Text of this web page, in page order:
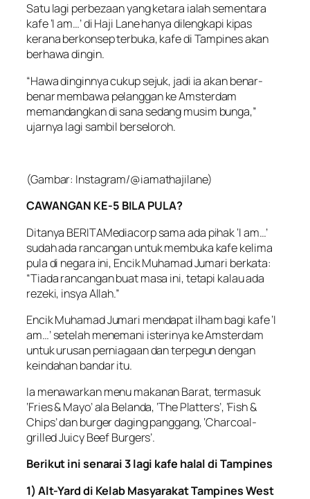
Satu lagi perbezaan yang ketara ialah sementara
kafe ‘I am…’ di Haji Lane hanya dilengkapi kipas
kerana berkonsep terbuka, kafe di Tampines akan
berhawa dingin.
“Hawa dinginnya cukup sejuk, jadi ia akan benar-
benar membawa pelanggan ke Amsterdam
memandangkan di sana sedang musim bunga,”
ujarnya lagi sambil berseloroh.
(Gambar: Instagram/@iamathajilane)
CAWANGAN KE-5 BILA PULA?
Ditanya BERITAMediacorp sama ada pihak ‘I am…’
sudah ada rancangan untuk membuka kafe kelima
pula di negara ini, Encik Muhamad Jumari berkata:
“Tiada rancangan buat masa ini, tetapi kalau ada
rezeki, insya Allah.”
Encik Muhamad Jumari mendapat ilham bagi kafe ‘I
am…’ setelah menemani isterinya ke Amsterdam
untuk urusan perniagaan dan terpegun dengan
keindahan bandar itu.
Ia menawarkan menu makanan Barat, termasuk
‘Fries & Mayo’ ala Belanda, ‘The Platters’, ‘Fish &
Chips’ dan burger daging panggang, ‘Charcoal-
grilled Juicy Beef Burgers’.
Berikut ini senarai 3 lagi kafe halal di Tampines
1) Alt-Yard di Kelab Masyarakat Tampines West